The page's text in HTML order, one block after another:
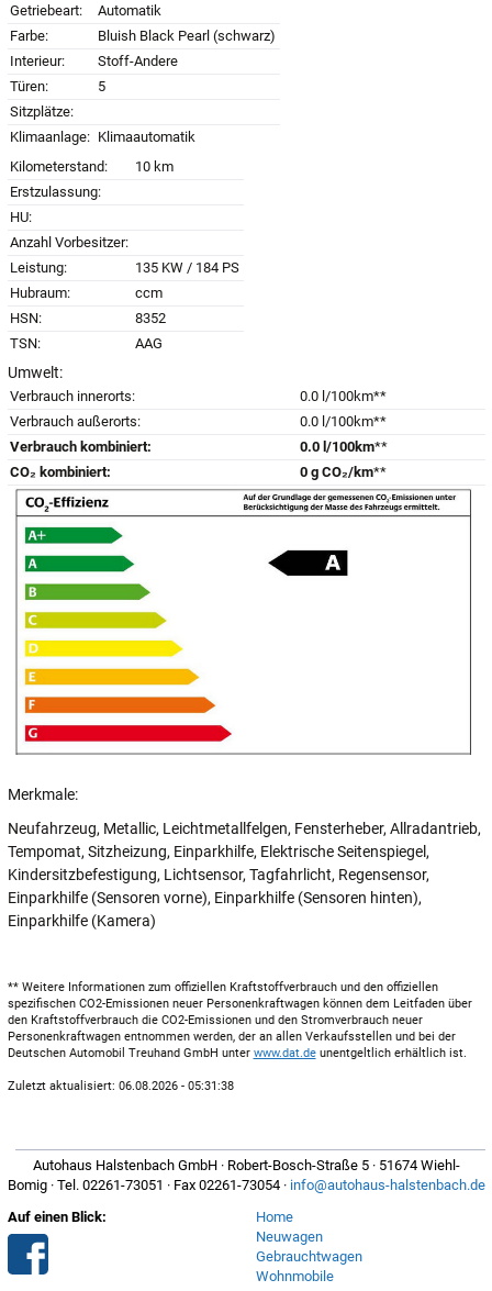
Getriebeart:
Automatik
Farbe:
Bluish Black Pearl (schwarz)
Interieur:
Stoff-Andere
Türen:
5
Sitzplätze:
Klimaanlage: Klimaautomatik
Kilometerstand:
10 km
Erstzulassung:
HU:
Anzahl Vorbesitzer:
Leistung:
135 KW / 184 PS
Hubraum:
ccm
HSN:
8352
TSN:
AAG
Umwelt:
Verbrauch innerorts:
0.0 l/100km**
Verbrauch außerorts:
0.0 l/100km**
Verbrauch kombiniert:
0.0 l/100km**
CO₂ kombiniert:
0 g CO₂/km**
Merkmale:
Neufahrzeug, Metallic, Leichtmetallfelgen, Fensterheber, Allradantrieb,
Tempomat, Sitzheizung, Einparkhilfe, Elektrische Seitenspiegel,
Kindersitzbefestigung, Lichtsensor, Tagfahrlicht, Regensensor,
Einparkhilfe (Sensoren vorne), Einparkhilfe (Sensoren hinten),
Einparkhilfe (Kamera)
** Weitere Informationen zum offiziellen Kraftstoffverbrauch und den offiziellen
spezifischen CO2-Emissionen neuer Personenkraftwagen können dem Leitfaden über
den Kraftstoffverbrauch die CO2-Emissionen und den Stromverbrauch neuer
Personenkraftwagen entnommen werden, der an allen Verkaufsstellen und bei der
Deutschen Automobil Treuhand GmbH unter www.dat.deunentgeltlich erhältlich ist.
Zuletzt aktualisiert: 06.08.2026 - 05:31:38
Autohaus Halstenbach GmbH · Robert-Bosch-Straße 5 · 51674 Wiehl-
Bomig · Tel. 02261-73051 · Fax 02261-73054 · info@autohaus-halstenbach.de
Auf einen Blick:
Home
Neuwagen
Gebrauchtwagen
Wohnmobile